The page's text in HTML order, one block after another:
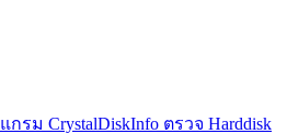
กรม CrystalDiskInfo ตรวจ Harddisk